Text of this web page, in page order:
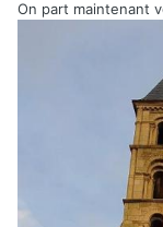
On part maintenant